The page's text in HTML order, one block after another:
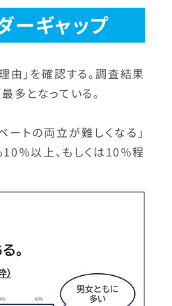
ーギャップ
由」を確認する。調査結果
多となっている。
トの両立が難しくなる」
10％以上、もしくは10％程